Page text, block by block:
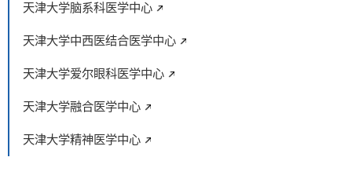
天津大学脑系科医学中心
天津大学中西医结合医学中心
天津大学爱尔眼科医学中心
天津大学融合医学中心
天津大学精神医学中心